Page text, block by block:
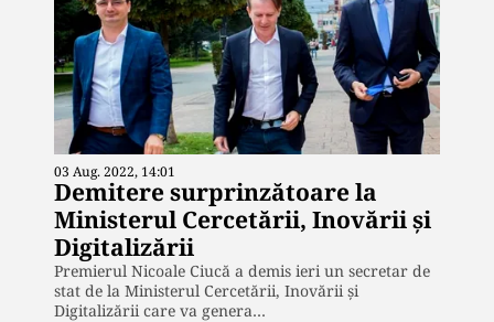
03 Aug. 2022, 14:01
Demitere surprinzătoare la
Ministerul Cercetării, Inovării și
Digitalizării
Premierul Nicoale Ciucă a demis ieri un secretar de
stat de la Ministerul Cercetării, Inovării și
Digitalizării care va genera…